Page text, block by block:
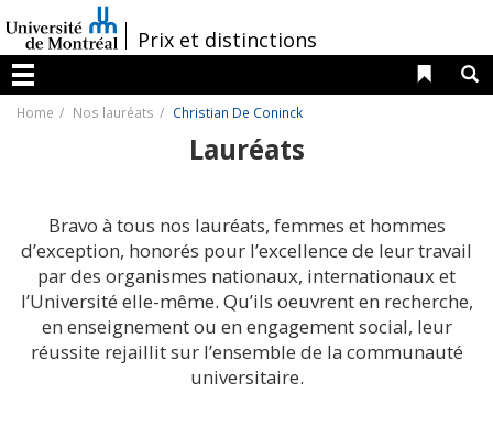
au
contenu
/Prix et distinctions
Menu
Liens
Home Nos lauréats Christian De Coninck
Lauréats
Bravo à tous nos lauréats, femmes et hommes
d’exception, honorés pour l’excellence de leur travail
par des organismes nationaux, internationaux et
l’Université elle-même. Qu’ils oeuvrent en recherche,
en enseignement ou en engagement social, leur
réussite rejaillit sur l’ensemble de la communauté
universitaire.